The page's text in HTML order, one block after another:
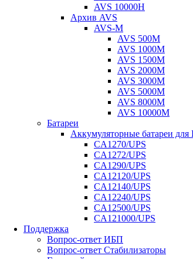
AVS 10000H
Архив AVS
AVS-M
AVS 500M
AVS 1000M
AVS 1500M
AVS 2000M
AVS 3000M
AVS 5000M
AVS 8000M
AVS 10000M
Батареи
Аккумуляторные батареи
CA1270/UPS
CA1272/UPS
CA1290/UPS
CA12120/UPS
CA12140/UPS
CA12240/UPS
CA12500/UPS
CA121000/UPS
Поддержка
Вопрос-ответ ИБП
Вопрос-ответ Стабилизаторы